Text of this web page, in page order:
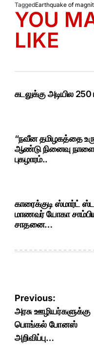
TaggedEarthquake of
YOU
LIKE
கடலுக்கு அடியில
“நவீன தமிழகத்தை
ஆண்டு நினைவு
புகழாரம்..
காரைக்குடி ஸ்மார்ட்
மாணவர் யோகா
சாதனை…
Post
navigation
Previous:
அரசு ஊழியர்களுக்கு
பொங்கல் போனஸ்
அறிவிப்பு…